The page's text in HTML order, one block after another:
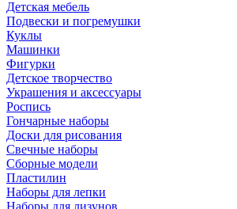
Детская мебель
Подвески и погремушки
Куклы
Машинки
Фигурки
Детское творчество
Украшения и аксессуары
Роспись
Гончарные наборы
Доски для рисования
Свечные наборы
Сборные модели
Пластилин
Наборы для лепки
Наборы для лизунов